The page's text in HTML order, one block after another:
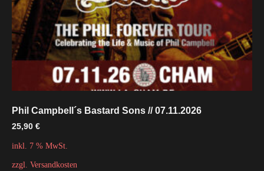
Phil Campbell´s Bastard Sons // 07.11.2026
25,90 €
inkl. 7 % MwSt.
zzgl. Versandkosten